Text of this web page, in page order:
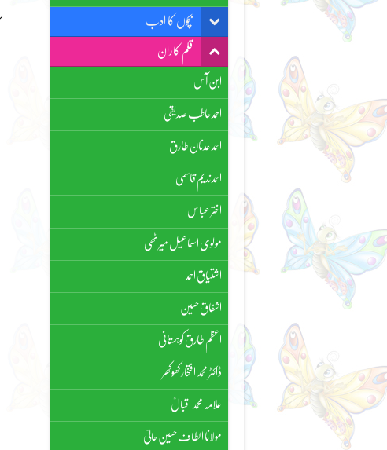
بچوں کا ادب
قلم کاران
ابن آس
احمد حاطب صدیقی
احمد عدنان طارق
احمد ندیم قاسمی
اختر عباس
مولوی اسماعیل میرٹھی
اشتیاق احمد
اشفاق حسین
اعظم طارق کوہستانی
ڈاکٹر محمد افتخار کھوکھر
علامہ محمد اقبالؒ
مولانا الطاف حسین حالیؔ